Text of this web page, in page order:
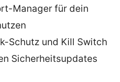
Manager für dein
Schutz und Kill Switch
Sicherheitsupdates